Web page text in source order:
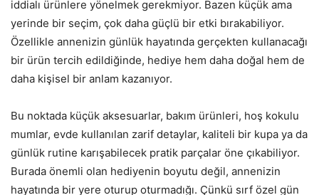
iddialı ürünlere yönelmek gerekmiyor. Bazen küçük ama
yerinde bir seçim, çok daha güçlü bir etki bırakabiliyor.
Özellikle annenizin günlük hayatında gerçekten kullanacağı
bir ürün tercih edildiğinde, hediye hem daha doğal hem de
daha kişisel bir anlam kazanıyor.
Bu noktada küçük aksesuarlar, bakım ürünleri, hoş kokulu
mumlar, evde kullanılan zarif detaylar, kaliteli bir kupa ya da
günlük rutine karışabilecek pratik parçalar öne çıkabiliyor.
Burada önemli olan hediyenin boyutu değil, annenizin
hayatında bir yere oturup oturmadığı. Çünkü sırf özel gün